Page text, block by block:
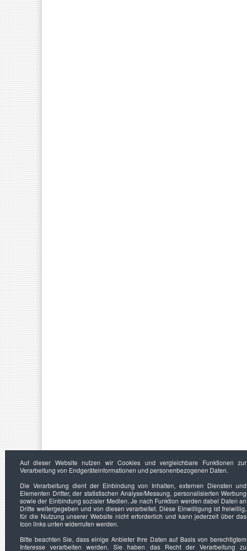
Auf dieser Website nutzen wir Cookies und vergleichbare Funktionen zur
Verarbeitung von Endgeräteinformationen und personenbezogenen Daten.
Die Verarbeitung dient der Einbindung von Inhalten, externen Diensten und
Elementen Dritter, der statistischen Analyse/Messung, personalisierten Werbung
sowie der Einbindung sozialer Medien. Je nach Funktion werden dabei Daten an
Dritte weitergegeben und von diesen verarbeitet. Diese Einwilligung ist freiwillig,
für die Nutzung unserer Website nicht erforderlich und kann jederzeit über das
Icon links unten widerrufen werden.
Bitte beachten Sie, dass einige Anbieter Ihre Daten auf Basis von berechtigtem
Interesse verarbeiten werden. Sie haben das Recht der Verarbeitung zu